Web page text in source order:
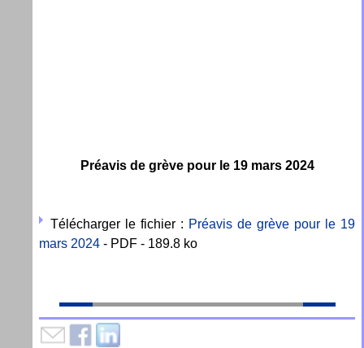
Préavis de grève pour le 19 mars 2024
Télécharger le fichier : Préavis de grève pour le 19
mars 2024 - PDF - 189.8 ko